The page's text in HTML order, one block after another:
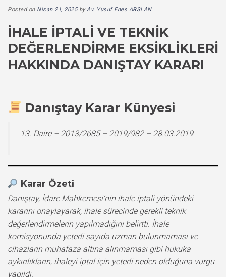
Posted on Nisan 21, 2025byAv. Yusuf Enes ARSLAN
İHALE İPTALI VE TEKNIK
DEĞERLENDIRME EKSIKLIKLERI
HAKKINDA DANIŞTAY KARARI
Danıştay Karar Künyesi
13. Daire – 2013/2685 – 2019/982 – 28.03.2019
Karar Özeti
Danıştay, İdare Mahkemesi’nin ihale iptali yönündeki
kararını onaylayarak, ihale sürecinde gerekli teknik
değerlendirmelerin yapılmadığını belirtti. İhale
komisyonunda yeterli sayıda uzman bulunmaması ve
cihazların muhafaza altına alınmaması gibi hukuka
aykırılıkların, ihaleyi iptal için yeterli neden olduğuna vurgu
yapıldı.